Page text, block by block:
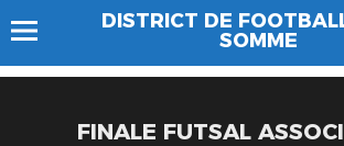
DISTRICT DE
SOMME
FINALE FUTSAL